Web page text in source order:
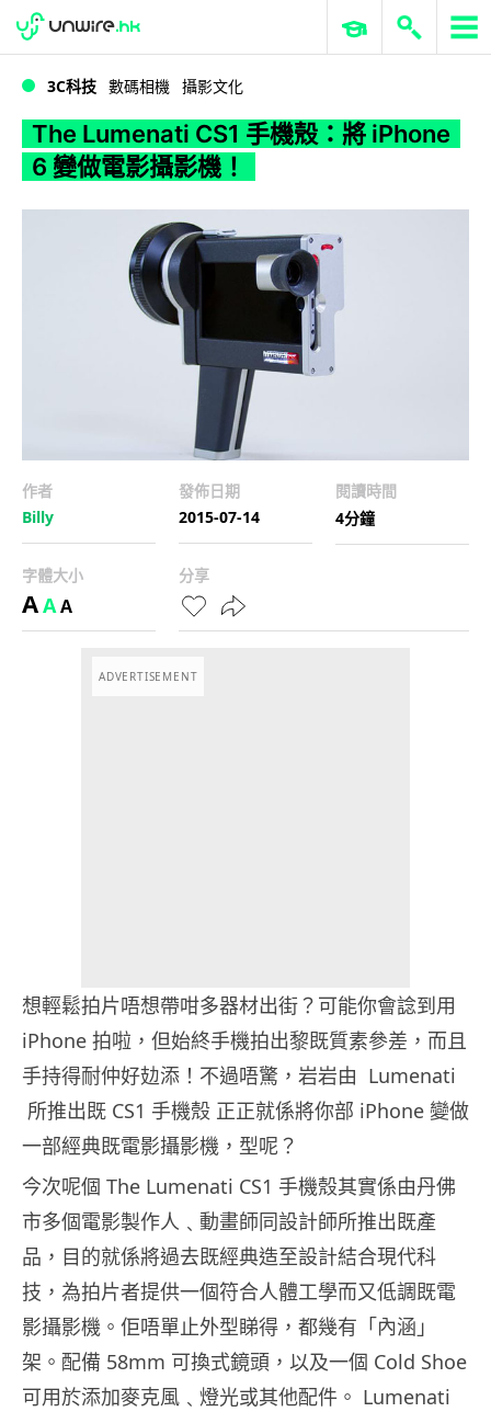
WWDC 2026 ERP 與商業 AI
3C科技 數碼相機 攝影文化
The Lumenati CS1 手機殼：將 iPhone
6 變做電影攝影機！
作者
Billy
發佈日期
2015-07-14
閱讀時間
4分鐘
字體大小
AAA
分享
ADVERTISEMENT
想輕鬆拍片唔想帶咁多器材出街？可能你會諗到用
iPhone 拍啦，但始終手機拍出黎既質素參差，而且
手持得耐仲好攰添！不過唔驚，岩岩由 Lumenati
所推出既 CS1 手機殼 正正就係將你部 iPhone 變做
一部經典既電影攝影機，型呢？
今次呢個 The Lumenati CS1 手機殼其實係由丹佛
市多個電影製作人﹑動畫師同設計師所推出既產
品，目的就係將過去既經典造至設計結合現代科
技，為拍片者提供一個符合人體工學而又低調既電
影攝影機。佢唔單止外型睇得，都幾有「內涵」
架。配備 58mm 可換式鏡頭，以及一個 Cold Shoe
可用於添加麥克風﹑燈光或其他配件。 Lumenati